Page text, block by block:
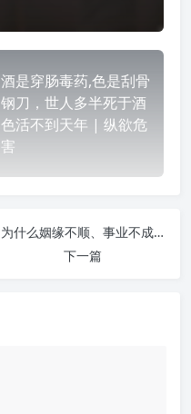
酒是穿肠毒药,色是刮骨
钢刀，世人多半死于酒
色活不到天年 | 纵欲危
害
为什么姻缘不顺、事业不成？自我剖析及感悟 | 纵欲危害
下一篇